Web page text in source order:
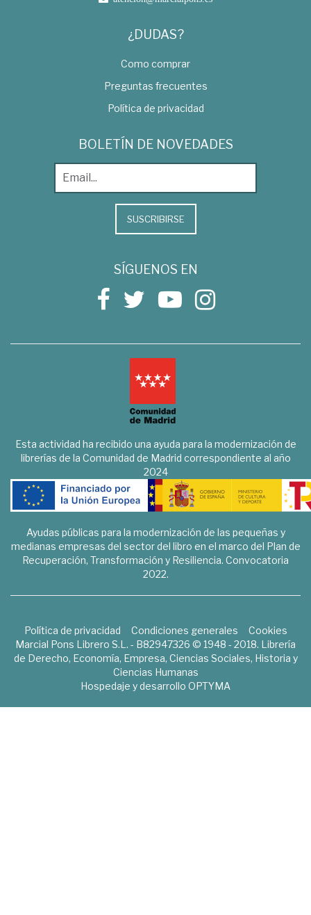
¿DUDAS?
Como comprar
Preguntas frecuentes
Política de privacidad
BOLETÍN DE NOVEDADES
SUSCRIBIRSE
SÍGUENOS EN
Esta actividad ha recibido una ayuda para la modernización de
librerías de la Comunidad de Madrid correspondiente al año
2024
Ayudas públicas para la modernización de las pequeñas y
medianas empresas del sector del libro en el marco del Plan de
Recuperación, Transformación y Resiliencia. Convocatoria
2022.
Política de privacidad Condiciones generales
Cookies
Marcial Pons Librero S.L. - B82947326 © 1948 - 2018. Librería
de Derecho, Economía, Empresa, Ciencias Sociales, Historia y
Ciencias Humanas
Hospedaje y desarrollo OPTYMA